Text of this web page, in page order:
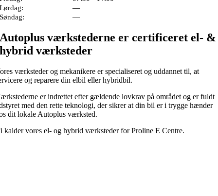
Lørdag:
—
Søndag:
—
Autoplus værkstederne er certificeret el- &
hybrid værksteder
værksteder og mekanikere er specialiseret og uddannet til, at
og reparere din elbil eller hybridbil.
er indrettet efter gældende lovkrav på området og er fuldt
med den rette teknologi, der sikrer at din bil er i trygge hænder
dit lokale Autoplus værksted.
kalder vores el- og hybrid værksteder for Proline E Centre.